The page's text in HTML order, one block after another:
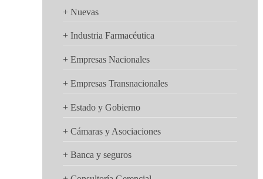
Contáctenos
+ Nuevas
+ Industria Farmacéutica
+ Empresas Nacionales
+ Empresas Transnacionales
+ Estado y Gobierno
+ Cámaras y Asociaciones
+ Banca y seguros